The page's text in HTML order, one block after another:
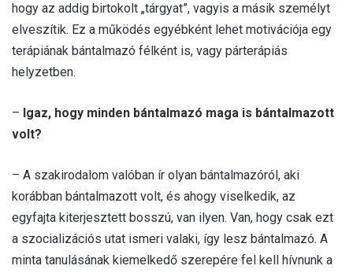
hogy az addig birtokolt „tárgyat”, vagyis a másik személyt
elveszítik. Ez a működés egyébként lehet motivációja egy
terápiának bántalmazó félként is, vagy párterápiás
helyzetben.
– Igaz, hogy minden bántalmazó maga is bántalmazott
volt?
– A szakirodalom valóban ír olyan bántalmazóról, aki
korábban bántalmazott volt, és ahogy viselkedik, az
egyfajta kiterjesztett bosszú, van ilyen. Van, hogy csak ezt
a szocializációs utat ismeri valaki, így lesz bántalmazó. A
minta tanulásának kiemelkedő szerepére fel kell hívnunk a